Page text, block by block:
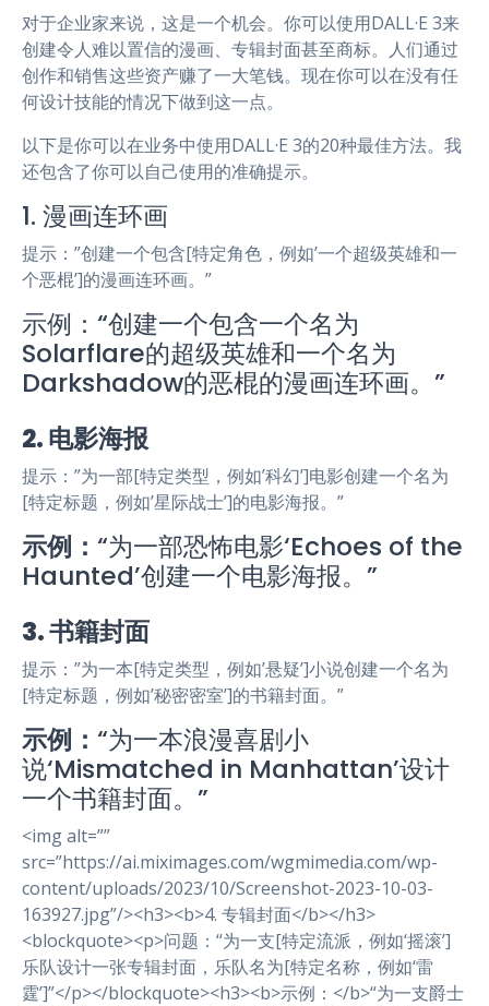
对于企业家来说，这是一个机会。你可以使用DALL·E 3来
创建令人难以置信的漫画、专辑封面甚至商标。人们通过
创作和销售这些资产赚了一大笔钱。现在你可以在没有任
何设计技能的情况下做到这一点。
以下是你可以在业务中使用DALL·E 3的20种最佳方法。我
还包含了你可以自己使用的准确提示。
1. 漫画连环画
提示：”创建一个包含[特定角色，例如’一个超级英雄和一
个恶棍’]的漫画连环画。”
示例：“创建一个包含一个名为
Solarflare的超级英雄和一个名为
Darkshadow的恶棍的漫画连环画。”
2. 电影海报
提示：”为一部[特定类型，例如’科幻’]电影创建一个名为
[特定标题，例如’星际战士’]的电影海报。”
示例： “为一部恐怖电影‘Echoes of the
Haunted’创建一个电影海报。”
3. 书籍封面
提示：”为一本[特定类型，例如’悬疑’]小说创建一个名为
[特定标题，例如’秘密密室’]的书籍封面。”
示例： “为一本浪漫喜剧小
说‘Mismatched in Manhattan’设计
一个书籍封面。”
<img alt=””
src=”https://ai.miximages.com/wgmimedia.com/wp-
content/uploads/2023/10/Screenshot-2023-10-03-
163927.jpg”/><h3><b>4. 专辑封面</b></h3>
<blockquote><p>问题：“为一支[特定流派，例如‘摇滚’]
乐队设计一张专辑封面，乐队名为[特定名称，例如‘雷
霆’]”</p></blockquote><h3><b>示例：</b>“为一支爵士